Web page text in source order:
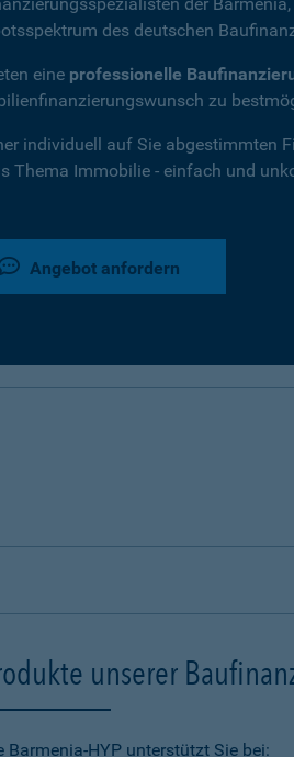
des deutschen
eine professionelle
zu
individuell auf Sie abgestimmten
Thema Immobilie - einfach und
Angebot anfordern
unserer
Barmenia-HYP unterstützt Sie bei: